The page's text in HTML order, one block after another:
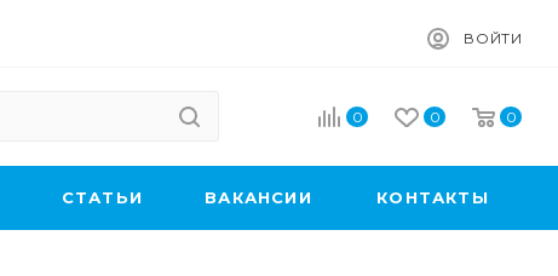
ВОЙТИ
0 0 0
CТАТЬИ ВАКАНСИИ КОНТАКТЫ